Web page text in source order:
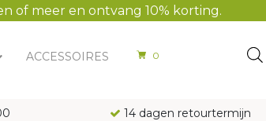
of meer en ontvang 10% korting.
ACCESSOIRES 0
14 dagen retourtermijn